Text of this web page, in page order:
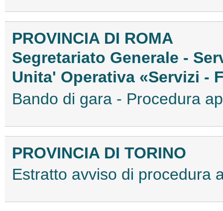
PROVINCIA DI ROMA
Segretariato Generale -
Unita' Operativa «Servizi -
Bando di gara - Procedura
PROVINCIA DI TORINO
Estratto avviso di procedura